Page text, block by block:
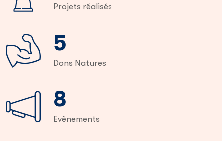
Projets réalisés
10
Dons Natures
16
Evènements